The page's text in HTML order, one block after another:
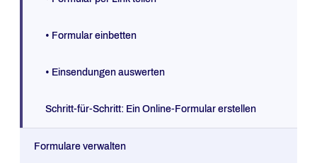
• Formular einbetten
• Einsendungen auswerten
Schritt-für-Schritt: Ein Online-Formular erstellen
Formulare verwalten